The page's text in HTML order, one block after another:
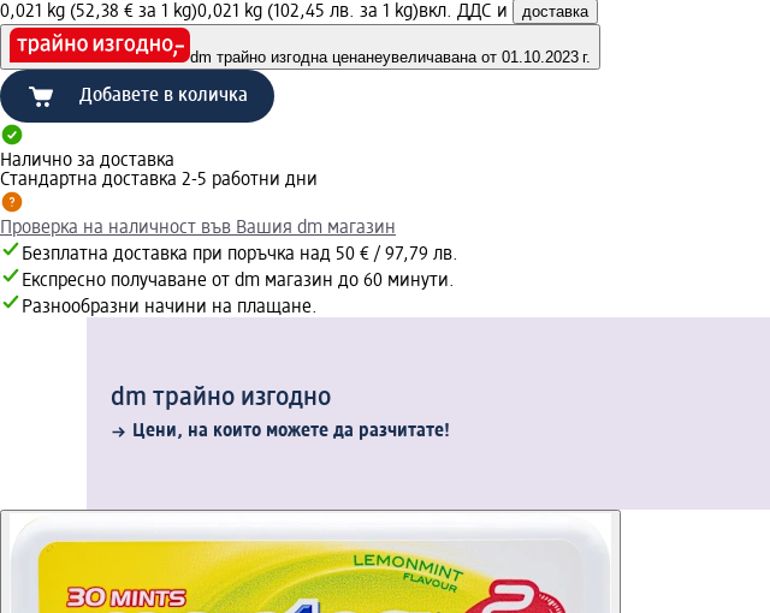
0,021 kg (52,38 € за 1 kg)0,021 kg (102,45 лв. за 1 kg)вкл. ДДС и доставка
dm трайно изгодна ценанеувеличавана от 01.10.2023 г.
Добавете в количка
Налично за доставка
Стандартна доставка 2-5 работни дни
Проверка на наличност във Вашия dm магазин
Безплатна доставка при поръчка над 50 € / 97,79 лв.
Експресно получаване от dm магазин до 60 минути.
Разнообразни начини на плащане.
dm трайно изгодно
Цени, на които можете да разчитате!